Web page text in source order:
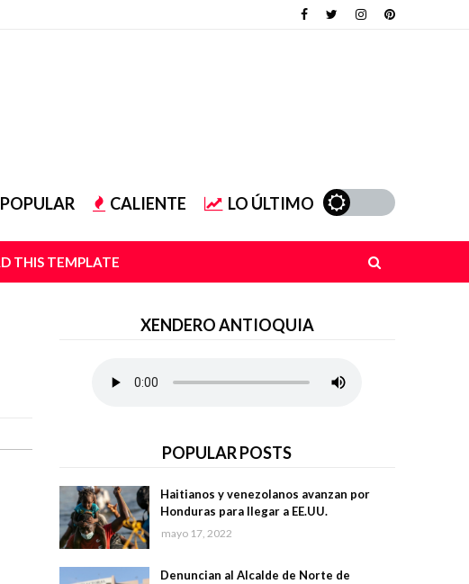
POPULAR CALIENTE LO ÚLTIMO
THIS TEMPLATE
XENDERO ANTIOQUIA
POPULAR POSTS
Haitianos y venezolanos avanzan por
Honduras para llegar a EE.UU.
mayo 17, 2022
Denuncian al Alcalde de Norte de